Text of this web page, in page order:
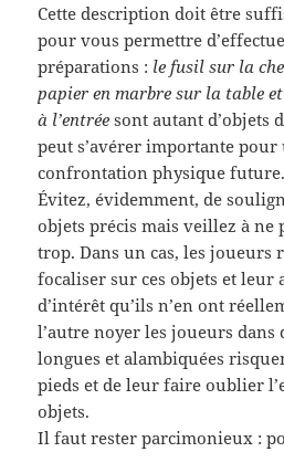
Cette description doit être
pour vous permettre
préparations : le fusil sur la
papier en marbre sur la table
à l’entrée sont autant d’objets
peut s’avérer importante
confrontation physique future.
Évitez, évidemment, de
objets précis mais veillez à ne
trop. Dans un cas, les joueurs
focaliser sur ces objets et leur
d’intérêt qu’ils n’en ont
l’autre noyer les joueurs dans
longues et alambiquées
pieds et de leur faire oublier
objets.
Il faut rester parcimonieux :